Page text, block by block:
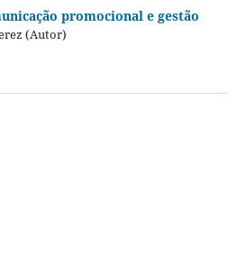
promocional e gestão
(Autor)